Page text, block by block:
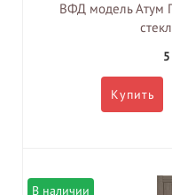
ВФД модель Атум
Купить
В наличии